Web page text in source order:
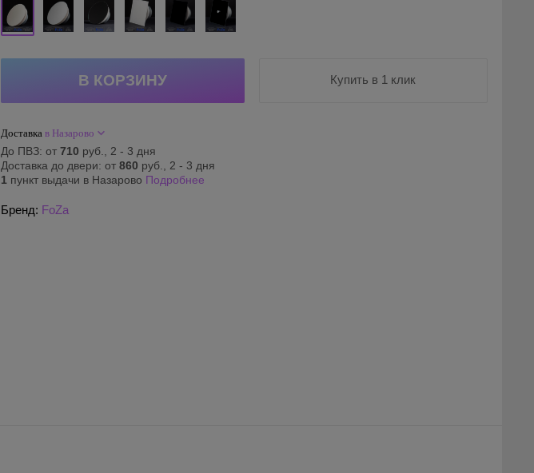
Купить в 1 клик
Доставка в Назарово
До ПВЗ: от 710 руб., 2 - 3 дня
Доставка до двери: от 860 руб., 2 - 3 дня
1 пункт выдачи в Назарово Подробнее
Бренд: FoZa